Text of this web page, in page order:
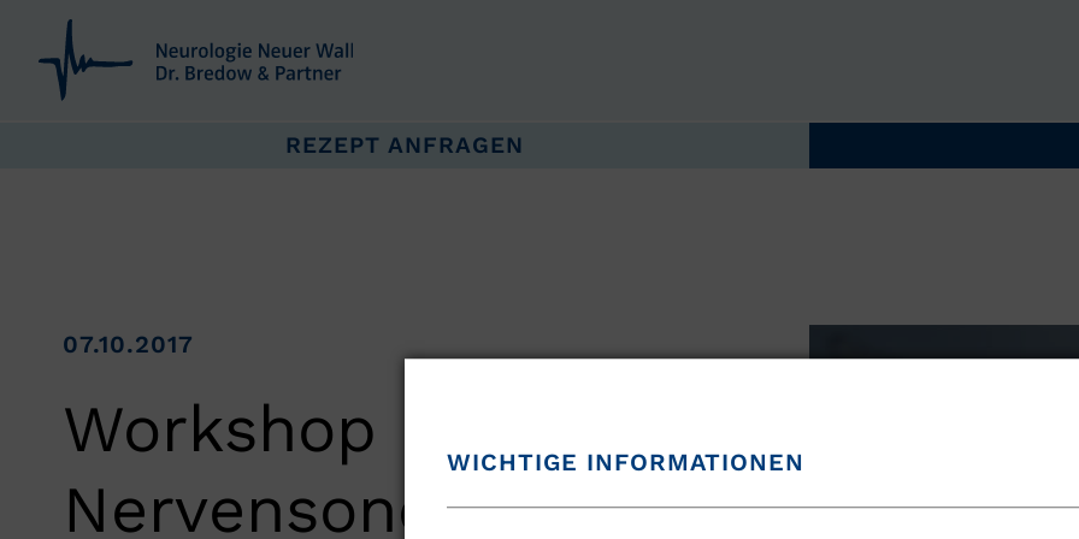
REZEPT ANFRAGEN
WICHTIGE INFORMATIONEN
07.10.2017
Workshop
Nervensonografie;